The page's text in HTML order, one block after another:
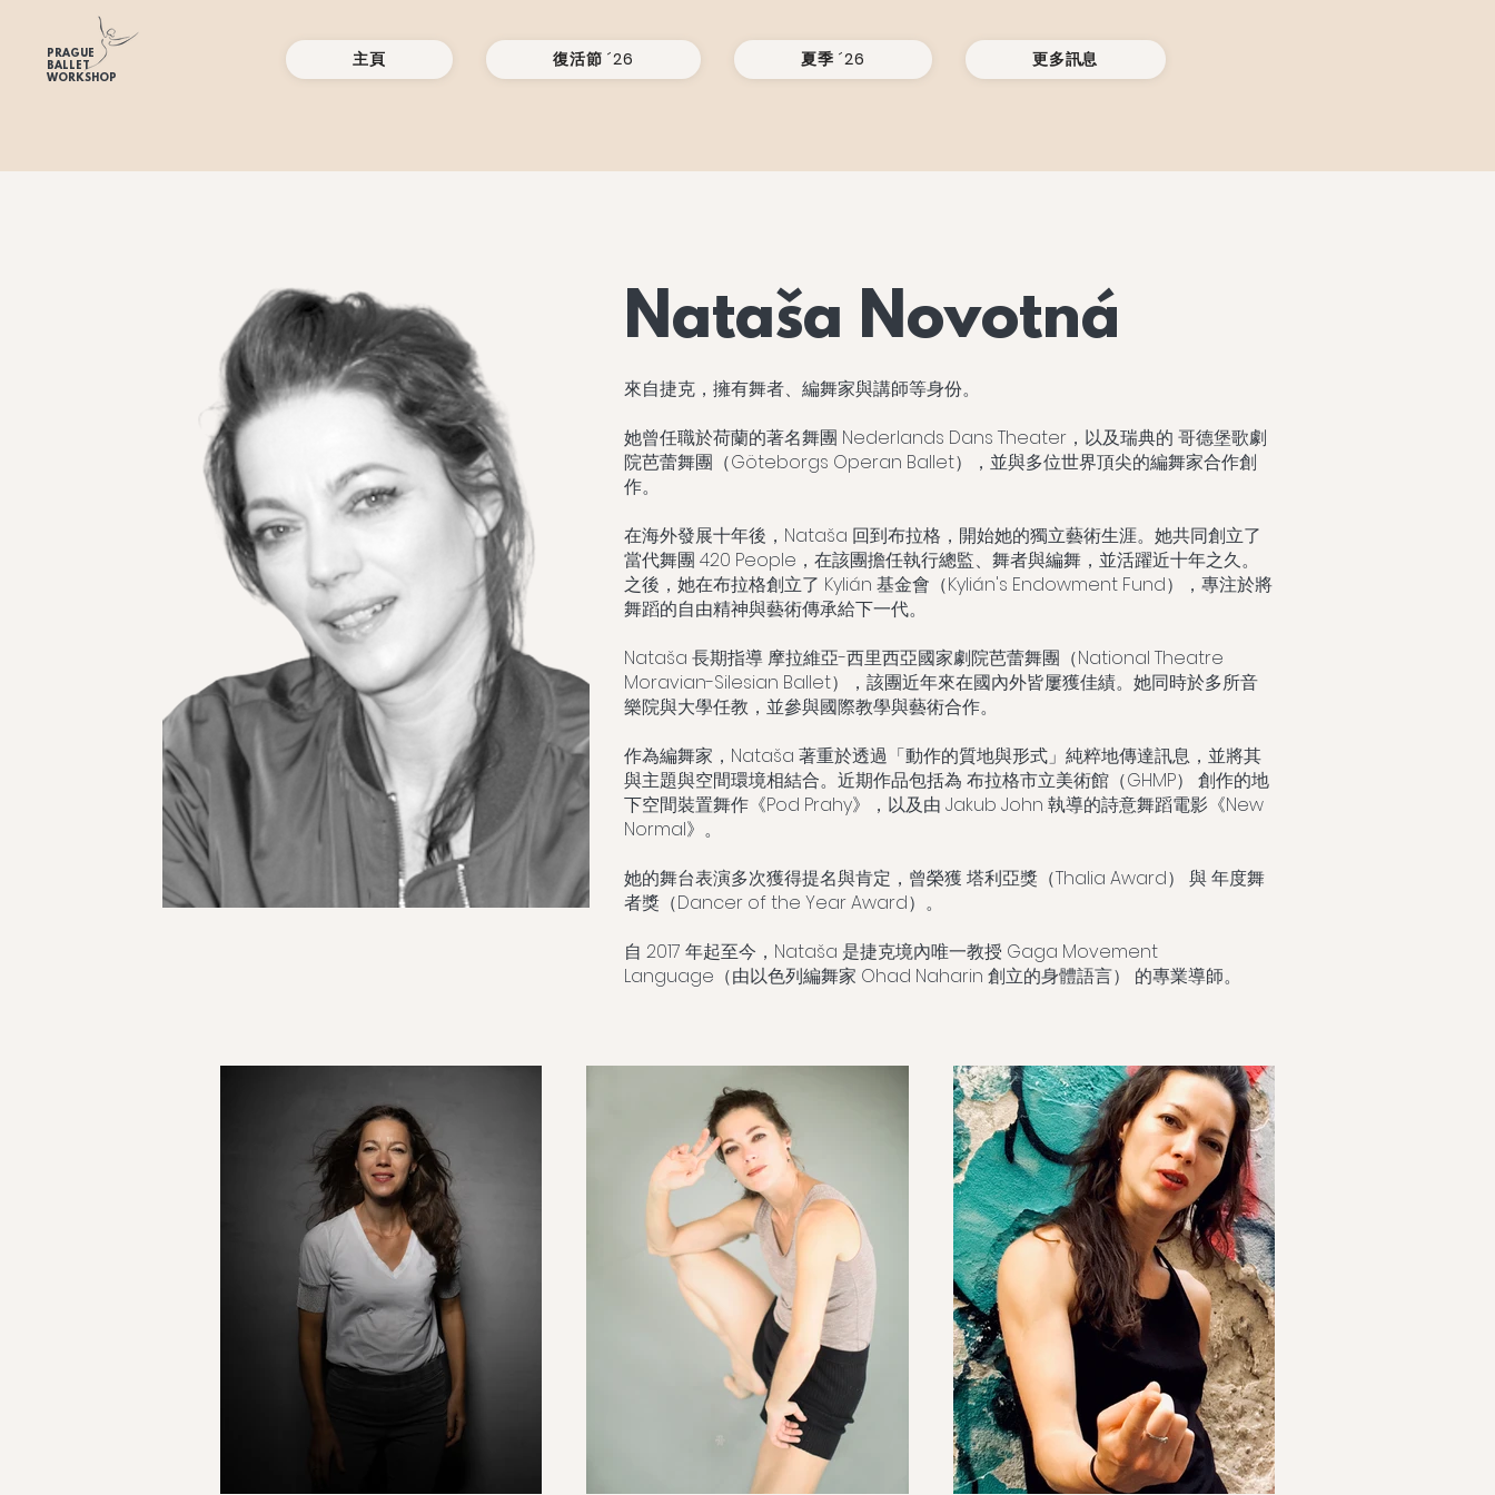
PRAGUE
BALLET
WORKSHOP
主頁 復活節 ´26 夏季 ´26 更多訊息
Nataša Novotná
來自捷克，擁有舞者、編舞家與講師等身份。
她曾任職於荷蘭的著名舞團 Nederlands Dans Theater，以及瑞典的 哥德堡歌劇
院芭蕾舞團（Göteborgs Operan Ballet），並與多位世界頂尖的編舞家合作創
作。
在海外發展十年後，Nataša 回到布拉格，開始她的獨立藝術生涯。她共同創立了
當代舞團 420 People，在該團擔任執行總監、舞者與編舞，並活躍近十年之久。
之後，她在布拉格創立了 Kylián 基金會（Kylián's Endowment Fund），專注於將
舞蹈的自由精神與藝術傳承給下一代。
Nataša 長期指導 摩拉維亞-西里西亞國家劇院芭蕾舞團（National Theatre
Moravian-Silesian Ballet），該團近年來在國內外皆屢獲佳績。她同時於多所音
樂院與大學任教，並參與國際教學與藝術合作。
作為編舞家，Nataša 著重於透過「動作的質地與形式」純粹地傳達訊息，並將其
與主題與空間環境相結合。近期作品包括為 布拉格市立美術館（GHMP） 創作的地
下空間裝置舞作《Pod Prahy》，以及由 Jakub John 執導的詩意舞蹈電影《New
Normal》。
她的舞台表演多次獲得提名與肯定，曾榮獲 塔利亞獎（Thalia Award） 與 年度舞
者獎（Dancer of the Year Award）。
自 2017 年起至今，Nataša 是捷克境內唯一教授 Gaga Movement
Language（由以色列編舞家 Ohad Naharin 創立的身體語言） 的專業導師。